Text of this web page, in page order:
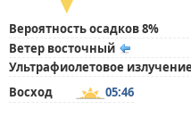
Вероятность осадков 8%
Ветер восточный
Ультрафиолетовое излучение
Восход
05:46